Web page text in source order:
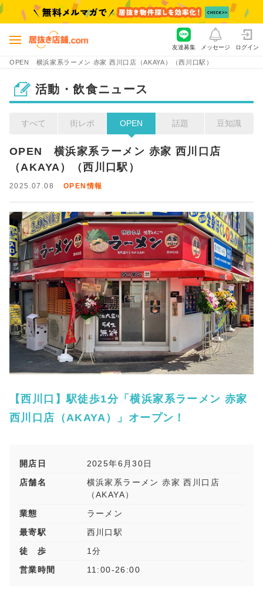
OPEN 横浜家系ラーメン 赤家 西川口店（AKAYA）（西川口駅）
友達募集 メッセージ ログイン
活動・飲食ニュース
すべて 街レポ OPEN 話題 豆知識
OPEN　横浜家系ラーメン 赤家 西川口店
（AKAYA）（西川口駅）
2025.07.08 OPEN情報
【西川口】駅徒歩1分「横浜家系ラーメン 赤家
西川口店（AKAYA）」オープン！
開店日
2025年6月30日
店舗名
横浜家系ラーメン 赤家 西川口店
（AKAYA）
業態
ラーメン
最寄駅
西川口駅
徒 歩
1分
営業時間
11:00-26:00